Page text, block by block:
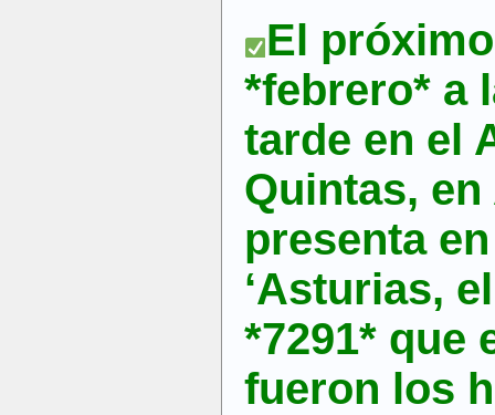
El
*febrero* a
tarde en el
Quintas, en
presenta
‘Asturias,
*7291* que
fueron los